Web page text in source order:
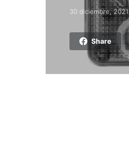
Posted on
30 diciembre, 2021
Share